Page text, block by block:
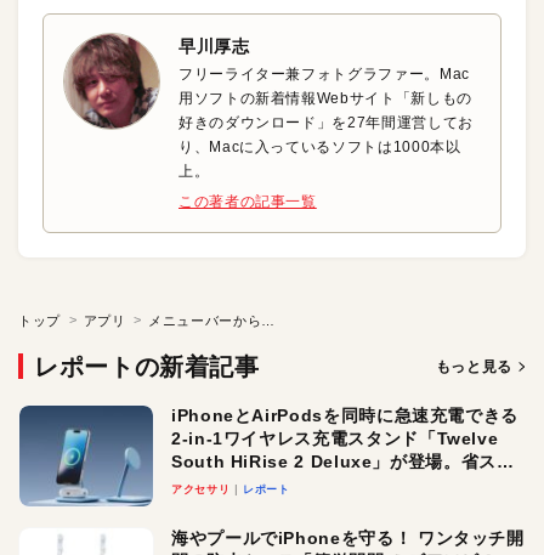
早川厚志
フリーライター兼フォトグラファー。Mac
用ソフトの新着情報Webサイト「新しもの
好きのダウンロード」を27年間運営してお
り、Macに入っているソフトは1000本以
上。
この著者の記事一覧
トップ アプリ
レポートの新着記事 もっと見る
iPhoneとAirPodsを同時に急速充電できる
2-in-1ワイヤレス充電スタンド「Twelve
South HiRise 2 Deluxe」が登場。省スペ
ースでおしゃれに充電したい人にオスス
アクセサリ レポート
海やプールでiPhoneを守る！ ワンタッチ開